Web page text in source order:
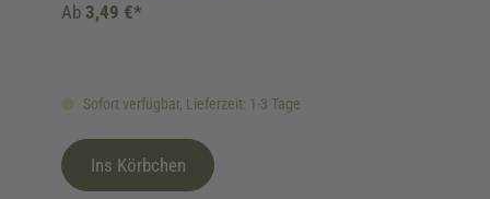
Sofort verfügbar, Lieferzeit: 1-3 Tage
Ab 3,49 €*
Ins Körbchen